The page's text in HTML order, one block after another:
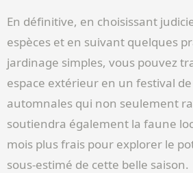
En définitive, en choisissant
espèces et en suivant quelques
jardinage simples, vous pouvez
espace extérieur en un festival
automnales qui non seulement
soutiendra également la faune
mois plus frais pour explorer le
sous-estimé de cette belle saison.